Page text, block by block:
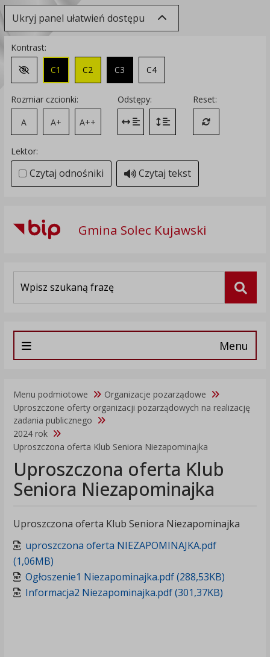
Ukryj panel ułatwień dostępu
Kontrast:
Zmień kontrast na domyślny
C1 C2 C3 C4
Rozmiar czcionki:
A
A+ A++
Odstępy:
Zmień odstęp między literami
Zmień interlinię i margines
Reset:
Przywróć
Lektor:
Czytaj odnośniki Czytaj tekst
Gmina Solec Kujawski
Menu
Menu podmiotowe
Organizacje pozarządowe
Uproszczone oferty organizacji pozarządowych na realizację
zadania publicznego
2024 rok
Uproszczona oferta Klub Seniora Niezapominajka
Uproszczona oferta Klub
Seniora Niezapominajka
Uproszczona oferta Klub Seniora Niezapominajka
uproszczona oferta NIEZAPOMINAJKA.pdf
(1,06MB)
Ogłoszenie1 Niezapominajka.pdf (288,53KB)
Informacja2 Niezapominajka.pdf (301,37KB)